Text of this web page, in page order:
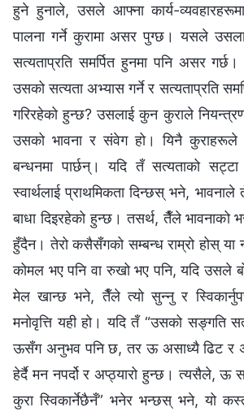
हुने हुनाले, उसले आफ्ना कार्य-
पालना गर्ने कुरामा असर पुग्छ। यसले
सत्यताप्रति समर्पित हुनमा पनि असर
उसको सत्यता अभ्यास गर्ने र सत्यताप्रति
गरिरहेको हुन्छ? उसलाई कुन कुराले
उसको भावना र संवेग हो। यिनै कुराहरूले
बन्धनमा पार्छन्। यदि तँ सत्यताको
स्वार्थलाई प्राथमिकता दिन्छस् भने, भावनाले
बाधा दिइरहेको हुन्छ। तसर्थ, तैँले भावनाको
हुँदैन। तेरो कसैसँगको सम्बन्ध राम्रो होस् या
कोमल भए पनि वा रुखो भए पनि, यदि उसले
मेल खान्छ भने, तैँले त्यो सुन्‍नु र
मनोवृत्ति यही हो। यदि तँ “उसको सङ्गति
ऊसँग अनुभव पनि छ, तर ऊ असाध्यै ढिट र
हेर्दै मन नपर्दो र अप्ठ्यारो हुन्छ। त्यसैले, ऊ
कुरा स्विकार्नेछैनँ” भनेर भन्छस् भने, यो